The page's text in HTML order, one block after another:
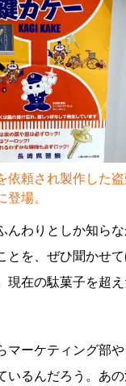
依頼され製作した
登場。
んわりとしか知ら
とを、ぜひ聞かせ
現在の駄菓子を超
マーケティング部
いるんだろう。あ